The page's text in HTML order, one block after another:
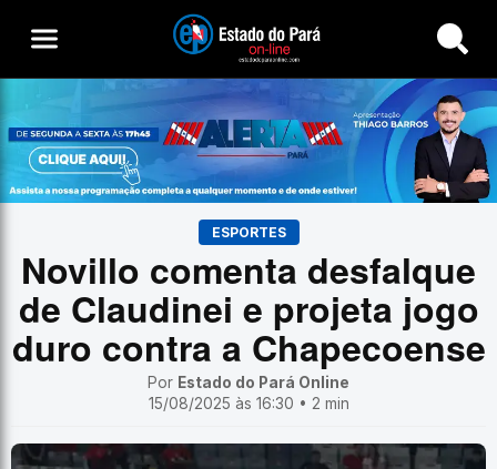
Buscar
ESPORTES
Novillo comenta desfalque
de Claudinei e projeta jogo
duro contra a Chapecoense
Por Estado do Pará Online
15/08/2025 às 16:30 • 2 min